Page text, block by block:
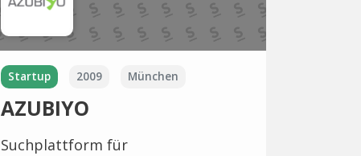
Startup 2009 München
AZUBIYO
Suchplattform für